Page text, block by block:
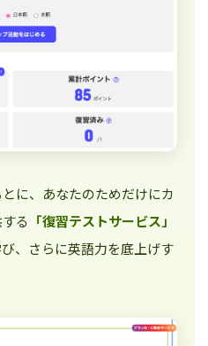
に、あなたのためだけにカ
る 「復習テストサービス」
、さらに英語力を底上げす